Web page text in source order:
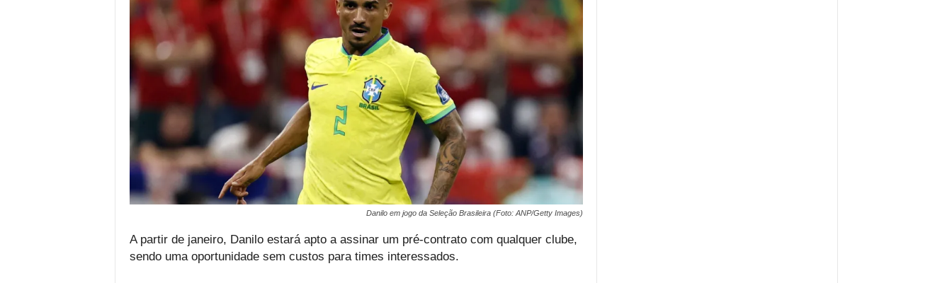
Danilo em jogo da Seleção Brasileira (Foto: ANP/Getty Images)
A partir de janeiro, Danilo estará apto a assinar um pré-contrato com qualquer clube,
sendo uma oportunidade sem custos para times interessados.